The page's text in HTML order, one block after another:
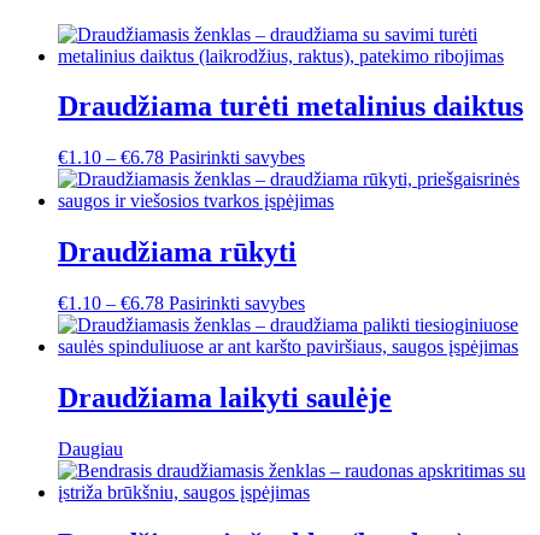
Draudžiama turėti metalinius daiktus
€1.10 – €6.78 Pasirinkti savybesThis
product
has
may
be
chosen
the
product
Draudžiama rūkyti
€1.10 – €6.78 Pasirinkti savybesThis
product
has
variants.
The
be
chosen
Draudžiama laikyti saulėje
Daugiau